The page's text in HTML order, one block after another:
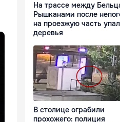
На трассе между
Рышканами после
на проезжую часть
деревья
В столице ограбили
прохожего: полиция